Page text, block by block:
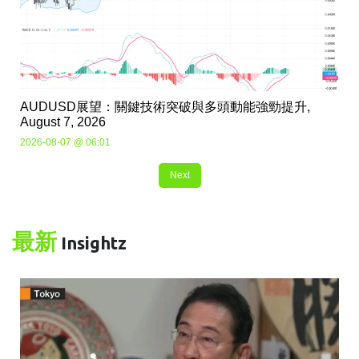
AUDUSD展望：關鍵技術突破與多頭動能強勁提升,
August 7, 2026
2026-08-07 @ 06:01
Next
最新 Insightz